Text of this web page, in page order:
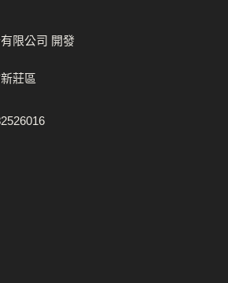
限公司 開發
莊區